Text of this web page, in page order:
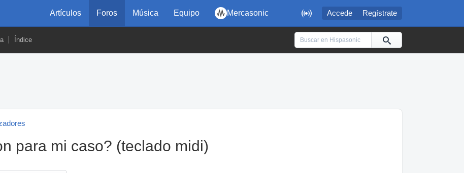
 Accede Regístrate
Artículos Foros Música Equipo Mercasonic
Índice
para mi caso? (teclado midi)